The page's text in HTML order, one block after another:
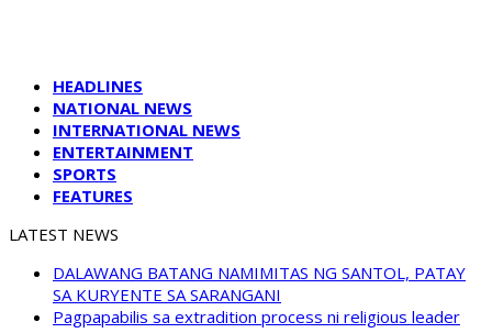
HEADLINES
NATIONAL NEWS
INTERNATIONAL NEWS
ENTERTAINMENT
SPORTS
FEATURES
LATEST NEWS
DALAWANG BATANG NAMIMITAS NG SANTOL, PATAY
SA KURYENTE SA SARANGANI
Pagpapabilis sa extradition process ni religious leader